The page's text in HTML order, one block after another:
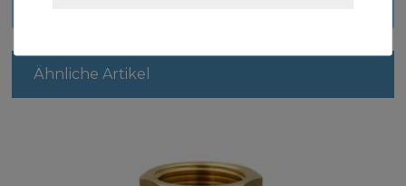
Ähnliche Artikel